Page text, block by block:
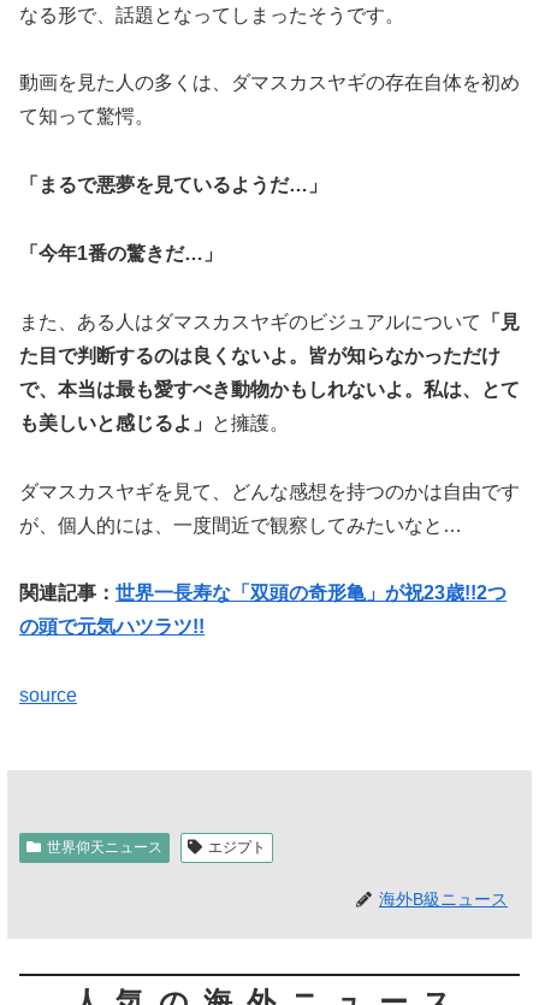
なる形で、話題となってしまったそうです。
動画を見た人の多くは、ダマスカスヤギの存在自体を初め
て知って驚愕。
「まるで悪夢を見ているようだ…」
「今年1番の驚きだ…」
また、ある人はダマスカスヤギのビジュアルについて
「見
た目で判断するのは良くないよ。皆が知らなかっただけ
で、本当は最も愛すべき動物かもしれないよ。私は、とて
も美しいと感じるよ」
と擁護。
ダマスカスヤギを見て、どんな感想を持つのかは自由です
が、個人的には、一度間近で観察してみたいなと…
関連記事： 世界一長寿な「双頭の奇形亀」が祝23歳!!2つ
の頭で元気ハツラツ!!
source
世界仰天ニュース エジプト
海外B級ニュース